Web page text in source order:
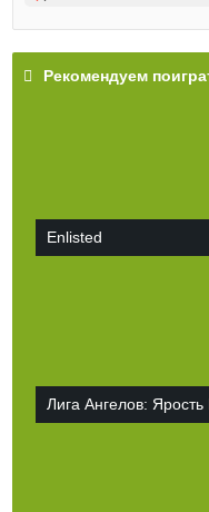
Рекомендуем
Enlisted
Лига Ангелов: